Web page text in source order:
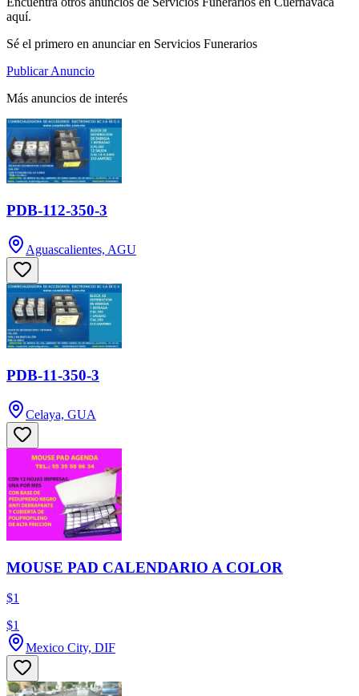
aquí.
Sé el primero en anunciar en Servicios Funerarios
Publicar Anuncio
Más anuncios de interés
PDB-112-350-3
Aguascalientes, AGU
PDB-11-350-3
Celaya, GUA
MOUSE PAD CALENDARIO A COLOR
$1
$1
Mexico City, DIF